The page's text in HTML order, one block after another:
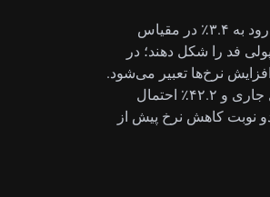
تمرکز بازار بر PCE هسته است؛ معیار تورمی ترجیحی فدرال‌رزرو که انتظار می‌رود به ۳.۴٪ در مقیاس
پولی فد را شکل دهند؛ در
نرخ‌ها تعبیر می‌شود.
طبق ابزار CME FedWatch، بازارها تقریباً ۸۲٪ احتمال افزایش نرخ بهره در سال جاری و ۴۲.۲٪ احتمال
نوبت کاهش نرخ پیش از